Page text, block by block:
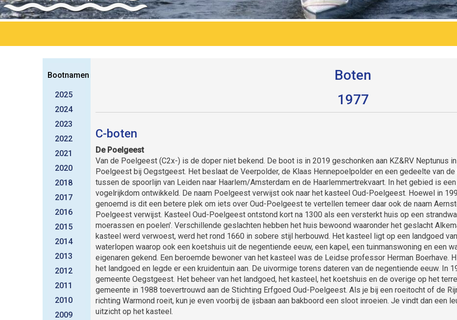
Bootnamen
2025
2024
2023
2022
2021
2020
2018
2017
2016
2015
2014
2013
2012
2011
2010
2009
Boten
1977
C-boten
De Poelgeest
Van de Poelgeest (C2x-) is de doper niet bekend. De boot is in 2019 geschonken aan KZ&RV Neptunus
Poelgeest bij Oegstgeest. Het beslaat de Veerpolder, de Klaas Hennepoelpolder en een gedeelte van
tussen de spoorlijn van Leiden naar Haarlem/Amsterdam en de Haarlemmertrekvaart. In het gebied is
vogelrijkdom ontwikkeld. De naam Poelgeest verwijst ook naar het kasteel Oud-Poelgeest. Hoewel in
genoemd is dit een betere plek om iets over Oud-Poelgeest te vertellen temeer daar ook de naam
Poelgeest verwijst. Kasteel Oud-Poelgeest ontstond kort na 1300 als een versterkt huis op een
moerassen en poelen'. Verschillende geslachten hebben het huis bewoond waaronder het geslacht
kasteel werd verwoest, werd het rond 1660 in sobere stijl herbouwd. Het kasteel ligt op een landgoed
waterlopen waarop ook een koetshuis uit de negentiende eeuw, een kapel, een tuinmanswoning en een
eigenaren gekend. Een beroemde bewoner van het kasteel was de Leidse professor Herman Boerhave.
het landgoed en legde er een kruidentuin aan. De uivormige torens dateren van de negentiende eeuw. In
gemeente Oegstgeest. Het beheer van het landgoed, het kasteel, het koetshuis en de overige op het
gemeente in 1988 toevertrouwd aan de Stichting Erfgoed Oud-Poelgeest. Als je bij een roeitocht of de
richting Warmond roeit, kun je even voorbij de ijsbaan aan bakboord een sloot inroeien. Je vindt dan een
uitzicht op het kasteel.